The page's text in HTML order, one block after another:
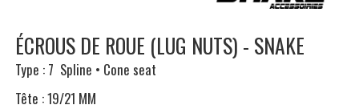
ÉCROUS DE ROUE (LUG NUTS) - SNAKE
Type : 7 Spline • Cone seat
Tête : 19/21 MM